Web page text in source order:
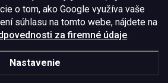
o tom, ako Google využíva vaše
súhlasu na tomto webe, nájdete na
za firemné údaje.
Nastavenie
Vďaka protokolu HTTPS sú vaše citlivé
dáta v úplnom bezpečí.
2026Westlogic Slovakia s.r.o.,
4, Bratislava, 811 09